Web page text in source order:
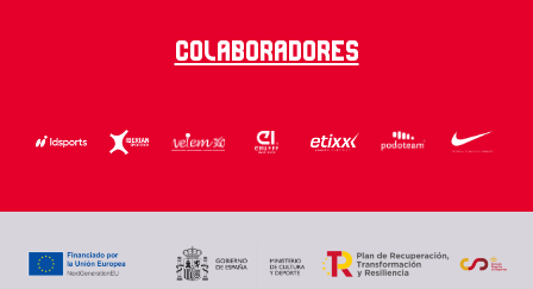
Colaboradores